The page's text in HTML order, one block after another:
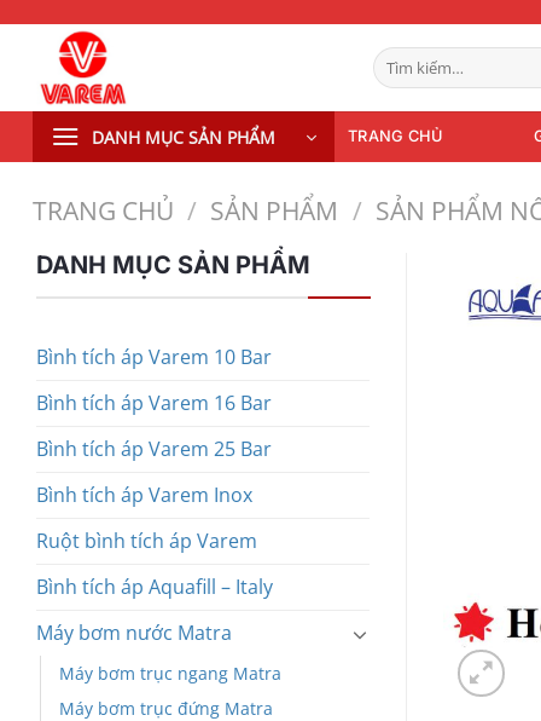
dung
Tìm
kiếm:
DANH MỤC SẢN PHẨM TRANG CHỦ
TRANG CHỦ / SẢN PHẨM / SẢN PHẨM
DANH MỤC SẢN PHẨM
Bình tích áp Varem 10 Bar
Bình tích áp Varem 16 Bar
Bình tích áp Varem 25 Bar
Bình tích áp Varem Inox
Ruột bình tích áp Varem
Bình tích áp Aquafill – Italy
Máy bơm nước Matra
Máy bơm trục ngang Matra
Máy bơm trục đứng Matra